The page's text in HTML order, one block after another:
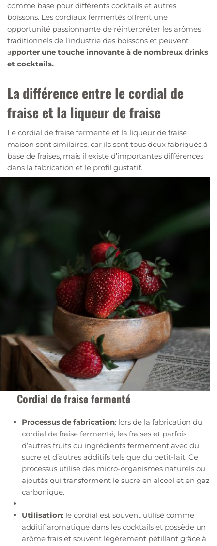
comme base pour différents cocktails et autres
boissons. Les cordiaux fermentés offrent une
opportunité passionnante de réinterpréter les arômes
traditionnels de l’industrie des boissons et peuvent
apporter une touche innovante à de nombreux drinks
et cocktails.
La différence entre le cordial de
fraise et la liqueur de fraise
Le cordial de fraise fermenté et la liqueur de fraise
maison sont similaires, car ils sont tous deux fabriqués à
base de fraises, mais il existe d’importantes différences
dans la fabrication et le profil gustatif.
Cordial de fraise fermenté
Processus de fabrication: lors de la fabrication du
cordial de fraise fermenté, les fraises et parfois
d’autres fruits ou ingrédients fermentent avec du
sucre et d’autres additifs tels que du petit-lait. Ce
processus utilise des micro-organismes naturels ou
ajoutés qui transforment le sucre en alcool et en gaz
carbonique.
Utilisation: le cordial est souvent utilisé comme
additif aromatique dans les cocktails et possède un
arôme frais et souvent légèrement pétillant grâce à